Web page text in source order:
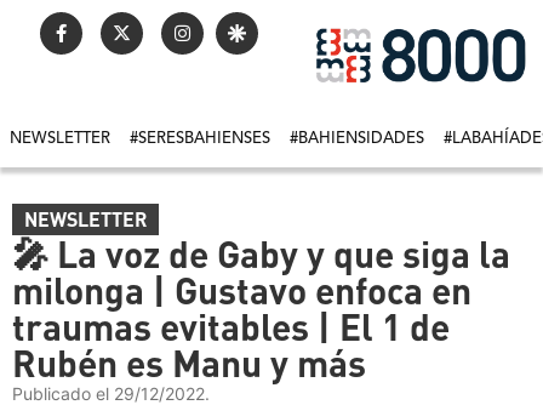
NEWSLETTER #SERESBAHIENSES #BAHIENSIDADES
NEWSLETTER
🎤 La voz de Gaby y que siga la
milonga | Gustavo enfoca en
traumas evitables | El 1 de
Rubén es Manu y más
Publicado el 29/12/2022.